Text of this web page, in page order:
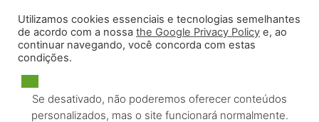
Career
Utilizamos cookies essenciais e tecnologias semelhantes
de acordo com a nossa the Google Privacy Policy e, ao
continuar navegando, você concorda com estas
condições.
Se desativado, não poderemos oferecer conteúdos
personalizados, mas o site funcionará normalmente.